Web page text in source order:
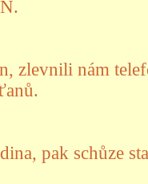
zlevnili nám
pak schůze